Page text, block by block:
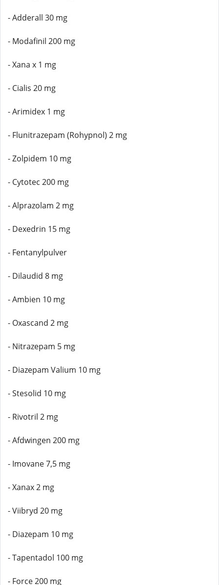
- Adderall 30 mg
- Modafinil 200 mg
- Xana x 1 mg
- Cialis 20 mg
- Arimidex 1 mg
- Flunitrazepam (Rohypnol) 2 mg
- Zolpidem 10 mg
- Cytotec 200 mg
- Alprazolam 2 mg
- Dexedrin 15 mg
- Fentanylpulver
- Dilaudid 8 mg
- Ambien 10 mg
- Oxascand 2 mg
- Nitrazepam 5 mg
- Diazepam Valium 10 mg
- Stesolid 10 mg
- Rivotril 2 mg
- Afdwingen 200 mg
- Imovane 7,5 mg
- Xanax 2 mg
- Viibryd 20 mg
- Diazepam 10 mg
- Tapentadol 100 mg
- Force 200 mg